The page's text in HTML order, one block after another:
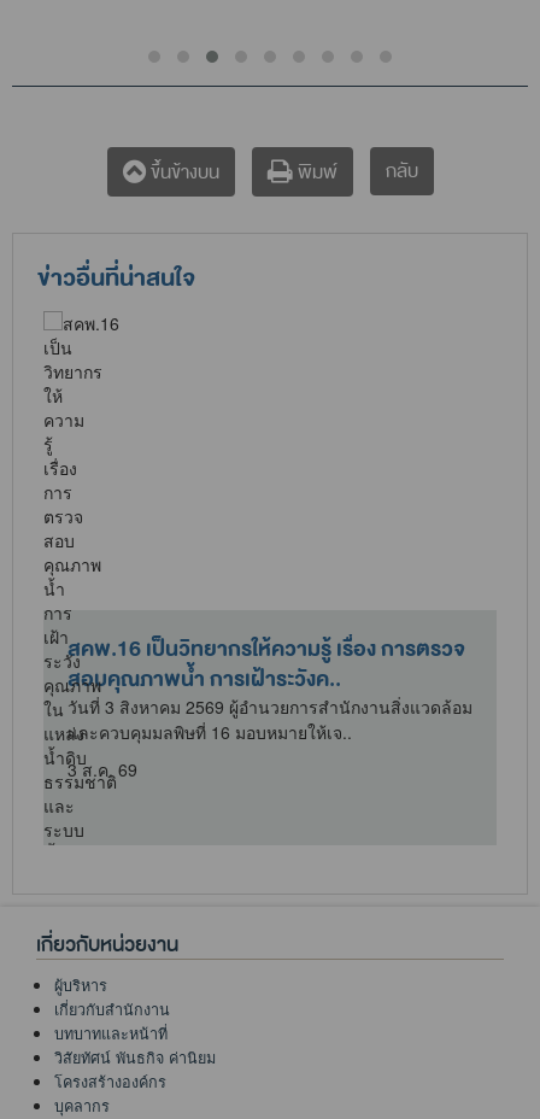
ขึ้นข้างบน พิมพ์ กลับ
ข่าวอื่นที่น่าสนใจ
สคพ.16 เป็นวิทยากรให้ความรู้ เรื่อง การตรวจ
สอบคุณภาพน้ำ การเฝ้าระวังค..
วันที่ 3 สิงหาคม 2569 ผู้อำนวยการสำนักงานสิ่งแวดล้อม
และควบคุมมลพิษที่ 16 มอบหมายให้เจ..
3 ส.ค. 69
เกี่ยวกับหน่วยงาน
ผู้บริหาร
เกี่ยวกับสำนักงาน
บทบาทและหน้าที่
วิสัยทัศน์ พันธกิจ ค่านิยม
โครงสร้างองค์กร
บุคลากร